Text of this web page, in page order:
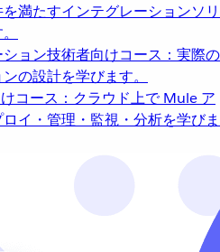
満たすインテグレーションソリ
ョン技術者向けコース：実際の
の設計を学びます。
コース：クラウド上で Mule ア
イ・管理・監視・分析を学びま